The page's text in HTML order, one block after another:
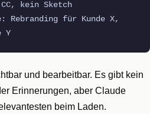
kein Sketch
Rebranding für Kunde X,
Y
und bearbeitbar. Es gibt kein
Erinnerungen, aber Claude
beim Laden.